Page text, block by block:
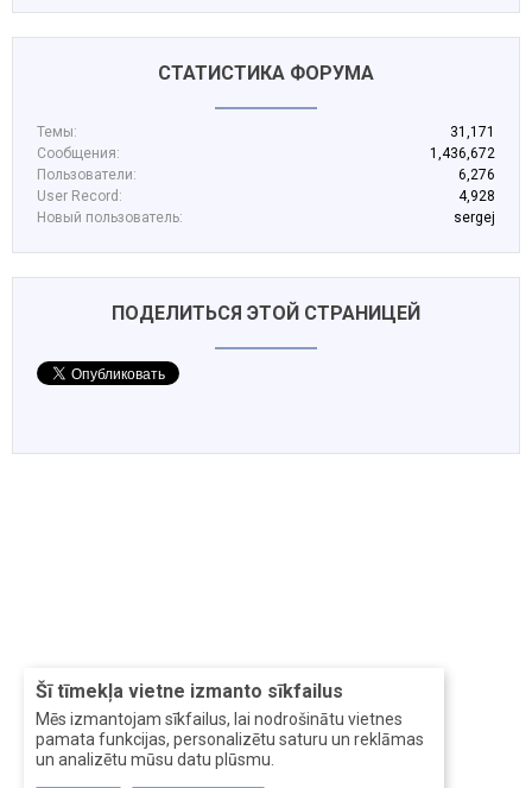
Šī tīmekļa vietne izmanto sīkfailus
Mēs izmantojam sīkfailus, lai nodrošinātu vietnes
pamata funkcijas, personalizētu saturu un reklāmas
un analizētu mūsu datu plūsmu.
СТАТИСТИКА ФОРУМА
Темы:
31,171
Сообщения:
1,436,672
Пользователи:
6,276
User Record:
4,928
Новый пользователь:
sergej
ПОДЕЛИТЬСЯ ЭТОЙ СТРАНИЦЕЙ